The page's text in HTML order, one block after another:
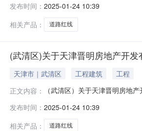
设工程设计方案总平面图进行
布图.jpg相关新闻：武清区高村乡
发布时间： 2025-01-24 10:39
相关产品：
道路红线
(武清区)关于天津晋明房地产开
天津市｜武清区 工程建筑
工程
正文内容：
（武清区）关于天津晋明房地
设工程设计方案总平面图进行
布图.jpg相关新闻：武清区高村乡
发布时间： 2025-01-24 10:39
相关产品：
道路红线